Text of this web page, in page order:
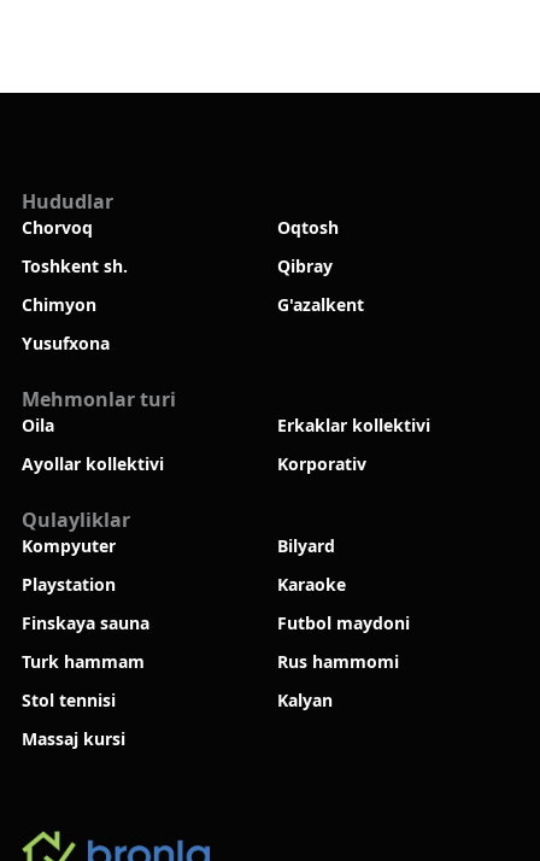
Hududlar
Chorvoq
Oqtosh
Toshkent sh.
Qibray
Chimyon
G'azalkent
Yusufxona
Mehmonlar turi
Oila
Erkaklar kollektivi
Ayollar kollektivi
Korporativ
Qulayliklar
Kompyuter
Bilyard
Playstation
Karaoke
Finskaya sauna
Futbol maydoni
Turk hammam
Rus hammomi
Stol tennisi
Kalyan
Massaj kursi